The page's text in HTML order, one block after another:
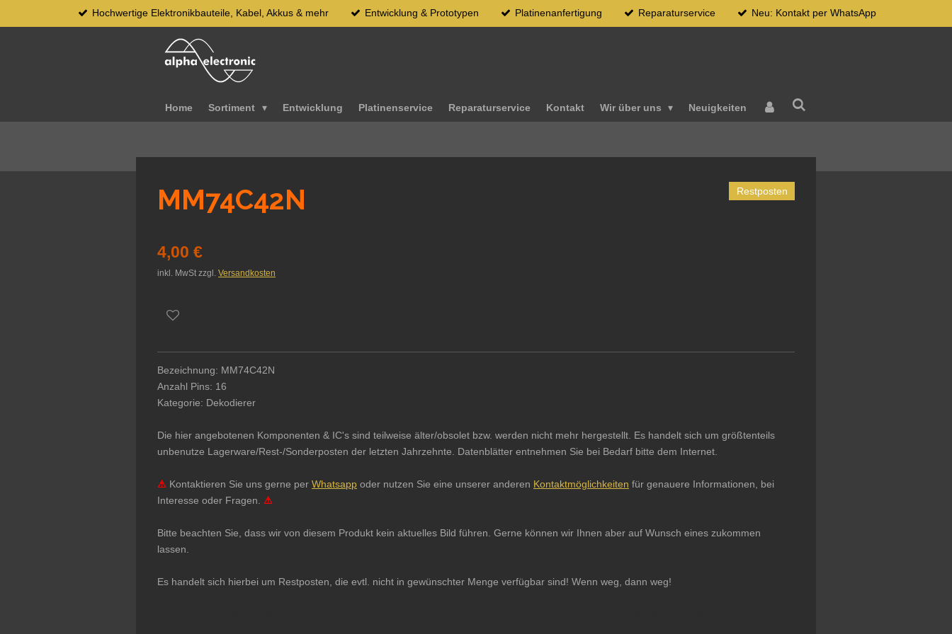
Hauptinhalt
Hochwertige Elektronikbauteile, Kabel, Akkus & mehr Entwicklung & Prototypen Platinenanfertigung Reparaturservice Neu: Kontakt per WhatsApp
Home Sortiment Entwicklung Platinenservice Reparaturservice Kontakt Wir über uns Neuigkeiten
MM74C42N Restposten
4,00 €
inkl. MwSt zzgl. Versandkosten
Bezeichnung: MM74C42N
Anzahl Pins: 16
Kategorie: Dekodierer
Die hier angebotenen Komponenten & IC's sind teilweise älter/obsolet bzw. werden nicht mehr hergestellt. Es handelt sich um größtenteils
unbenutze Lagerware/Rest-/Sonderposten der letzten Jahrzehnte. Datenblätter entnehmen Sie bei Bedarf bitte dem Internet.
⚠ Kontaktieren Sie uns gerne per Whatsapp oder nutzen Sie eine unserer anderen Kontaktmöglichkeiten für genauere Informationen, bei
Interesse oder Fragen. ⚠
Bitte beachten Sie, dass wir von diesem Produkt kein aktuelles Bild führen. Gerne können wir Ihnen aber auf Wunsch eines zukommen
lassen.
Es handelt sich hierbei um Restposten, die evtl. nicht in gewünschter Menge verfügbar sind! Wenn weg, dann weg!